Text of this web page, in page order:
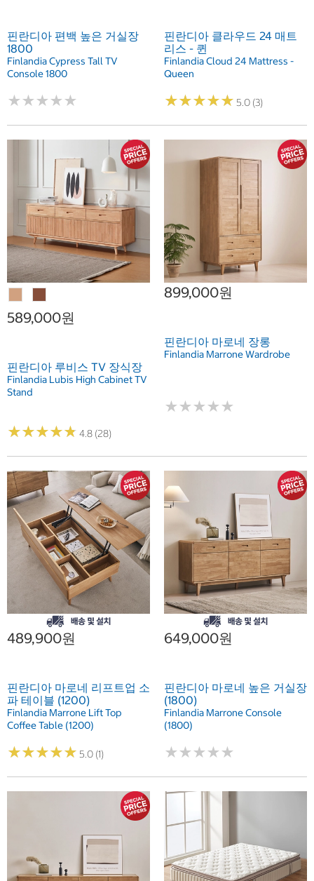
핀란디아 편백 높은 거실장
1800
Finlandia Cypress Tall TV
Console 1800
★★★★★
★★★★★
핀란디아 클라우드 24 매트
리스 - 퀸
Finlandia Cloud 24 Mattress -
Queen
★★★★★
★★★★★ 5.0 (3)
589,000원
핀란디아 루비스 TV 장식장
Finlandia Lubis High Cabinet TV
Stand
★★★★★
★★★★★ 4.8 (28)
899,000원
핀란디아 마로네 장롱
Finlandia Marrone Wardrobe
★★★★★
★★★★★
489,900원
핀란디아 마로네 리프트업 소
파 테이블 (1200)
Finlandia Marrone Lift Top
Coffee Table (1200)
★★★★★
★★★★★ 5.0 (1)
649,000원
핀란디아 마로네 높은 거실장
(1800)
Finlandia Marrone Console
(1800)
★★★★★
★★★★★